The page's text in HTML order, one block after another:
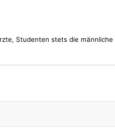
Studenten stets die